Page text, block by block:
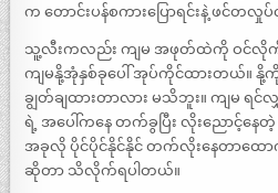
က တောင်းပန်စကားပြောရင်းနဲ့ ဖင်တ
သူ့လီးကလည်း ကျမ အဖုတ်ထဲကို ဝင်လိုက်
ကျမနို့အုံနှစ်ခုပေါ် အုပ်ကိုင်ထားတယ်။
ချွတ်ချထားတာလား မသိဘူး။ ကျမ ရ
ရဲ့ အပေါ်ကနေ တက်ခွပြီး လိုးညောင့်န
အခုလို ပိုင်ပိုင်နိုင်နိုင် တက်လိုးနေတာထော
ဆိုတာ သိလိုက်ရပါတယ်။